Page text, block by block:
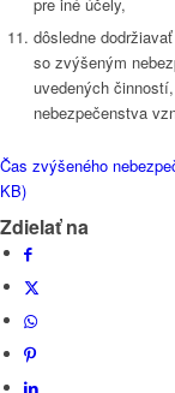
dôsledne
so zvýšeným
uvedených
nebezpečenstva
Čas zvýšeného
KB)
Zdielať na